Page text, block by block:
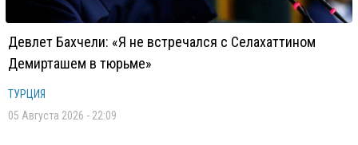
Девлет Бахчели: «Я не встречался с Селахаттином
Демирташем в тюрьме»
ТУРЦИЯ
05 Августа 2026 - 22:09